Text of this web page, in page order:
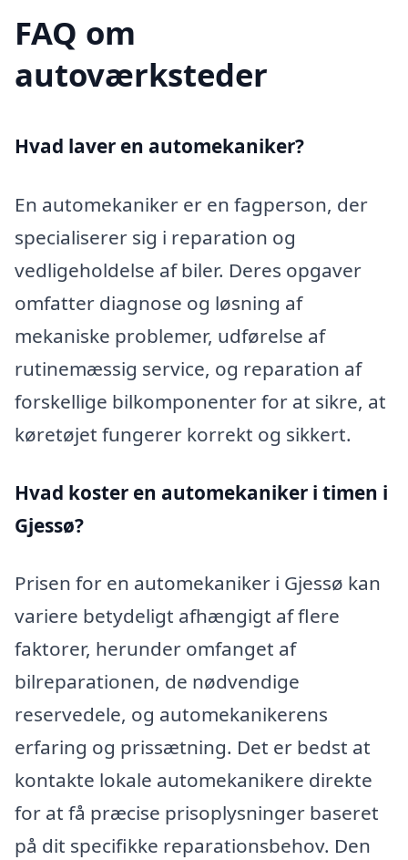
FAQ om
autoværksteder
Hvad laver en automekaniker?
En automekaniker er en fagperson, der
specialiserer sig i reparation og
vedligeholdelse af biler. Deres opgaver
omfatter diagnose og løsning af
mekaniske problemer, udførelse af
rutinemæssig service, og reparation af
forskellige bilkomponenter for at sikre, at
køretøjet fungerer korrekt og sikkert.
Hvad koster en automekaniker i timen i
Gjessø?
Prisen for en automekaniker i Gjessø kan
variere betydeligt afhængigt af flere
faktorer, herunder omfanget af
bilreparationen, de nødvendige
reservedele, og automekanikerens
erfaring og prissætning. Det er bedst at
kontakte lokale automekanikere direkte
for at få præcise prisoplysninger baseret
på dit specifikke reparationsbehov. Den